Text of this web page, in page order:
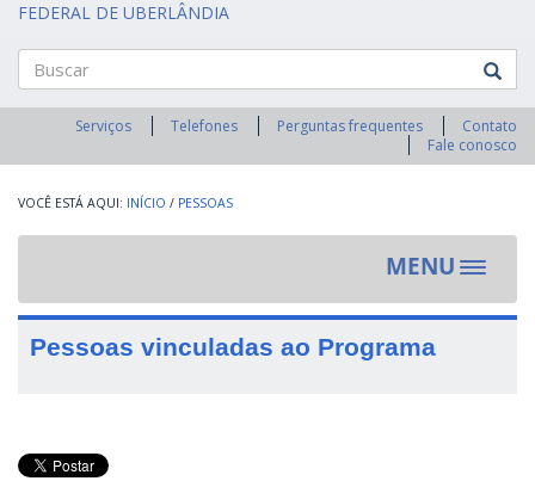
FEDERAL DE UBERLÂNDIA
Buscar
Serviços Telefones Perguntas frequentes
Contato
Fale conosco
INÍCIO / PESSOAS
MENU
Toggle
Pessoas vinculadas ao Programa